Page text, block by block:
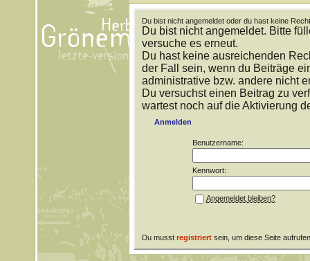
Du bist nicht angemeldet oder du hast keine
Du bist nicht angemeldet. Bitte
versuche es erneut.
Du hast keine ausreichenden
der Fall sein, wenn du Beiträge
administrative bzw. andere nicht
Du versuchst einen Beitrag zu
wartest noch auf die Aktivierung
Anmelden
Benutzername:
Kennwort:
Angemeldet bleiben?
Du musst registriertsein, um diese Seite